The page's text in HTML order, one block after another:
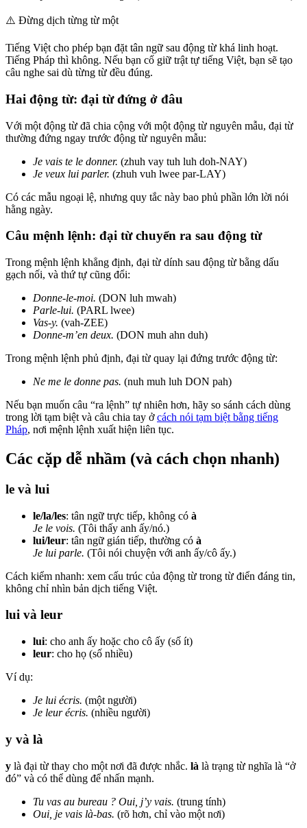
⚠️ Đừng dịch từng từ một
Tiếng Việt cho phép bạn đặt tân ngữ sau động từ khá linh hoạt.
Tiếng Pháp thì không. Nếu bạn cố giữ trật tự tiếng Việt, bạn sẽ tạo
câu nghe sai dù từng từ đều đúng.
Hai động từ: đại từ đứng ở đâu
Với một động từ đã chia cộng với một động từ nguyên mẫu, đại từ
thường đứng ngay trước động từ nguyên mẫu:
Je vais te le donner. (zhuh vay tuh luh doh-NAY)
Je veux lui parler. (zhuh vuh lwee par-LAY)
Có các mẫu ngoại lệ, nhưng quy tắc này bao phủ phần lớn lời nói
hằng ngày.
Câu mệnh lệnh: đại từ chuyển ra sau động từ
Trong mệnh lệnh khẳng định, đại từ dính sau động từ bằng dấu
gạch nối, và thứ tự cũng đổi:
Donne-le-moi. (DON luh mwah)
Parle-lui. (PARL lwee)
Vas-y. (vah-ZEE)
Donne-m’en deux. (DON muh ahn duh)
Trong mệnh lệnh phủ định, đại từ quay lại đứng trước động từ:
Ne me le donne pas. (nuh muh luh DON pah)
Nếu bạn muốn câu “ra lệnh” tự nhiên hơn, hãy so sánh cách dùng
trong lời tạm biệt và câu chia tay ởcách nói tạm biệt bằng tiếng
Pháp, nơi mệnh lệnh xuất hiện liên tục.
Các cặp dễ nhầm (và cách chọn nhanh)
le và lui
le/la/les: tân ngữ trực tiếp, không có à
Je le vois. (Tôi thấy anh ấy/nó.)
lui/leur: tân ngữ gián tiếp, thường có à
Je lui parle. (Tôi nói chuyện với anh ấy/cô ấy.)
Cách kiểm nhanh: xem cấu trúc của động từ trong từ điển đáng tin,
không chỉ nhìn bản dịch tiếng Việt.
lui và leur
lui: cho anh ấy hoặc cho cô ấy (số ít)
leur: cho họ (số nhiều)
Ví dụ:
Je lui écris. (một người)
Je leur écris. (nhiều người)
y và là
y là đại từ thay cho một nơi đã được nhắc. là là trạng từ nghĩa là “ở
đó” và có thể dùng để nhấn mạnh.
Tu vas au bureau ? Oui, j’y vais. (trung tính)
Oui, je vais là-bas. (rõ hơn, chỉ vào một nơi)